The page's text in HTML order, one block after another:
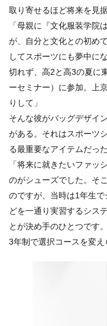
取り寄せるほど将来を見
「母親に『文化服装学院
が、自分と文化との初め
してスポーツにも夢中に
切れず、高2と高3の夏に
ーセミナー）に参加。上
りして」
そんな彼がバッグデザイ
がある。それはスポーツ
る最重要なアイテムだった
「将来に就きたいファッ
のがシューズでした。そ
のですが、当時は1年生
どを一通り実習するシス
とが決め手のひとつです
3年制で選択コースを変え